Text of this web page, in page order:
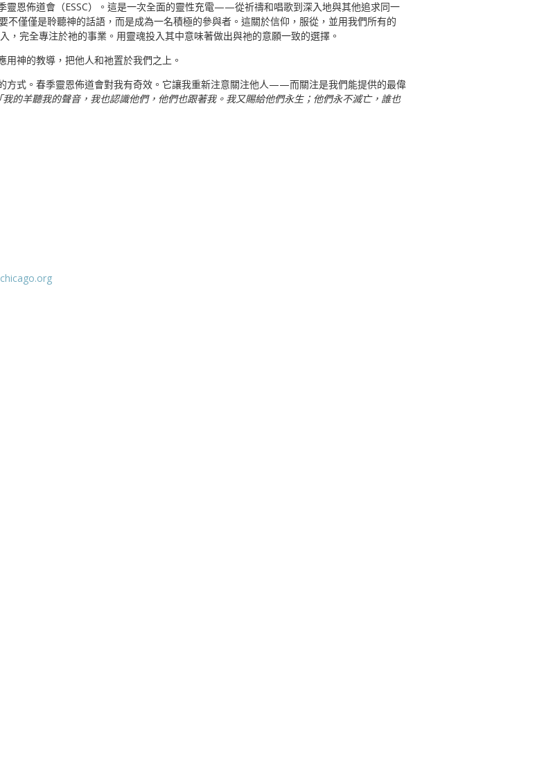
靈恩佈道會（ESSC）。這是一次全面的靈性充電——從祈禱和唱歌到深入地與其他追求同一
僅僅是聆聽神的話語，而是成為一名積極的參與者。這關於信仰，服從，並用我們所有的
全專注於祂的事業。用靈魂投入其中意味著做出與祂的意願一致的選擇。
神的教導，把他人和祂置於我們之上。
方式。春季靈恩佈道會對我有奇效。它讓我重新注意關注他人——而關注是我們能提供的最偉
「我的羊聽我的聲音，我也認識他們，他們也跟著我。我又賜給他們永生；他們永不滅亡，誰也